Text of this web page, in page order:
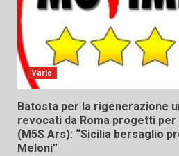
Varie
Batosta per la rigenerazione
revocati da Roma progetti per
(M5S Ars): “Sicilia bersaglio
Meloni”